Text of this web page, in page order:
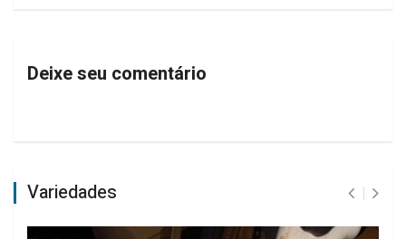
Deixe seu comentário
Variedades